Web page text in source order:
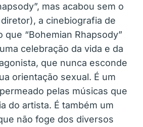
mas acabou sem o
a cinebiografia de
que “Bohemian Rhapsody”
celebração da vida e da
que nunca esconde
orientação sexual. É um
pelas músicas que
do artista. É também um
não foge dos diversos